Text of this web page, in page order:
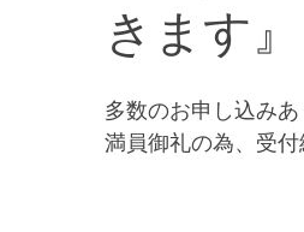
きます』
多数のお申し込み
満員御礼の為、受